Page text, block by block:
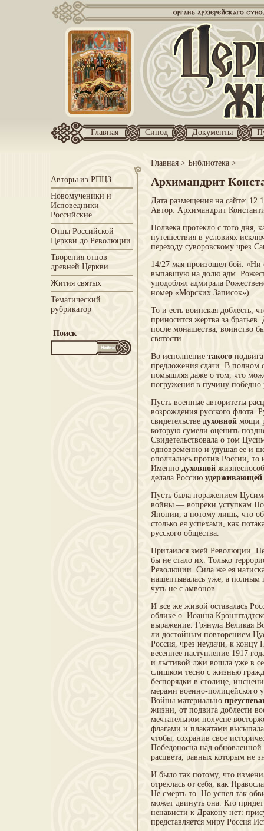
Главная Синод Документы
Главная> Библиотека >
Авторы из РПЦЗ
Новомученики и
Исповедники
Российские
Отцы Российской
Церкви до Революции
Творения отцов
древней Церкви
Жития святых
Тематический
рубрикатор
Поиск
Архимандрит
Дата размещения на сайте:
Автор: Архимандрит
Полвека протекло с того дня,
путешествия в условиях
переходу суворовскому чрез
14/27 мая произошел бой. «Ни
выпавшую на долю адм.
уподоблял адмирала
номер «Морских Записок»).
То и есть воинская доблесть,
приносится жертва за
после монашества, воинство
святости.
Во исполнение такого
предложения сдачи. В полном
помышляя даже о том, что
погружения в пучину победно
Пусть военные авторитеты
возрождения русского флота.
свидетельстве духовной мощи
которую сумели оценить
Свидетельствовала о том
одновременно и удушая ее и
ополчались против России,
Именно духовной
делала Россию удерживающей
Пусть была поражением
войны — вопреки уступкам
Японии, а потому лишь, что
столько ея успехами, как
русского общества.
Притаился змей Революции.
бы не стало их. Только
Революции. Сила же ея
нашептывалась уже, а полным
чуть не с амвонов...
И все же живой оставалась
облике о. Иоанна
выражение. Грянула Великая
ли достойным повторением
Россия, чрез неудачи, к
весеннее наступление 1917
и льстивой лжи вошла уже в
слишком тесно с жизнью
беспорядки в столице,
мерами военно-полицейского
Войны материально
жизни, от подвига доблести
мечтательном полусне
флагами и плакатами
чтобы, сохранив свое
Победоносца над обновленной
расцвета, равных которым не
И было так потому, что
отреклась от себя, как
Не смерть то. Но успел так
может двинуть она. Кто
ненависти к Дракону нет:
представляется миру Россия